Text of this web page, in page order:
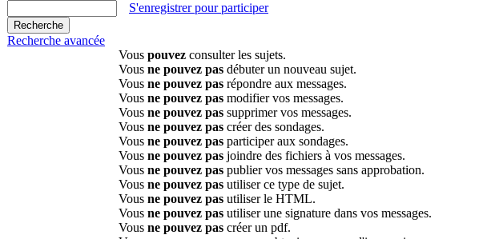
Recherche avancée
S'enregistrer pour participer
Vous pouvez consulter les sujets.
Vous ne pouvez pas débuter un nouveau sujet.
Vous ne pouvez pas répondre aux messages.
Vous ne pouvez pas modifier vos messages.
Vous ne pouvez pas supprimer vos messages.
Vous ne pouvez pas créer des sondages.
Vous ne pouvez pas participer aux sondages.
Vous ne pouvez pas joindre des fichiers à vos messages.
Vous ne pouvez pas publier vos messages sans approbation.
Vous ne pouvez pas utiliser ce type de sujet.
Vous ne pouvez pas utiliser le HTML.
Vous ne pouvez pas utiliser une signature dans vos messages.
Vous ne pouvez pas créer un pdf.